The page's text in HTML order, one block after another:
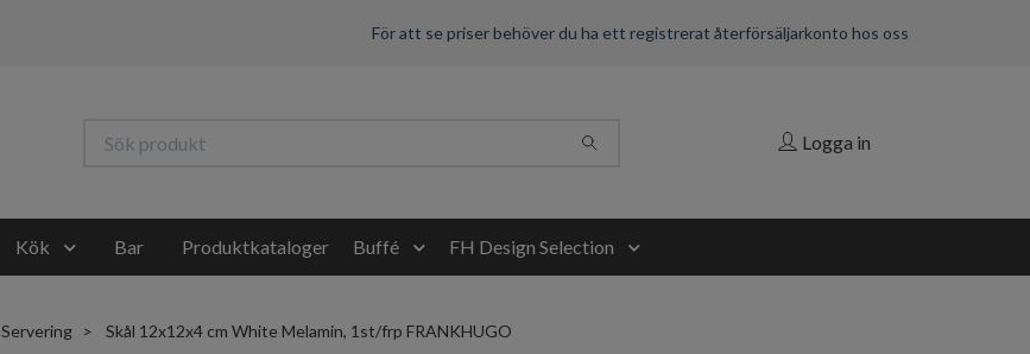
För att se priser behöver du ha ett registrerat återförsäljarkonto hos oss
Logga in
Kök Bar Produktkataloger Buffé FH Design Selection
Servering Skål 12x12x4 cm White Melamin, 1st/frp FRANKHUGO